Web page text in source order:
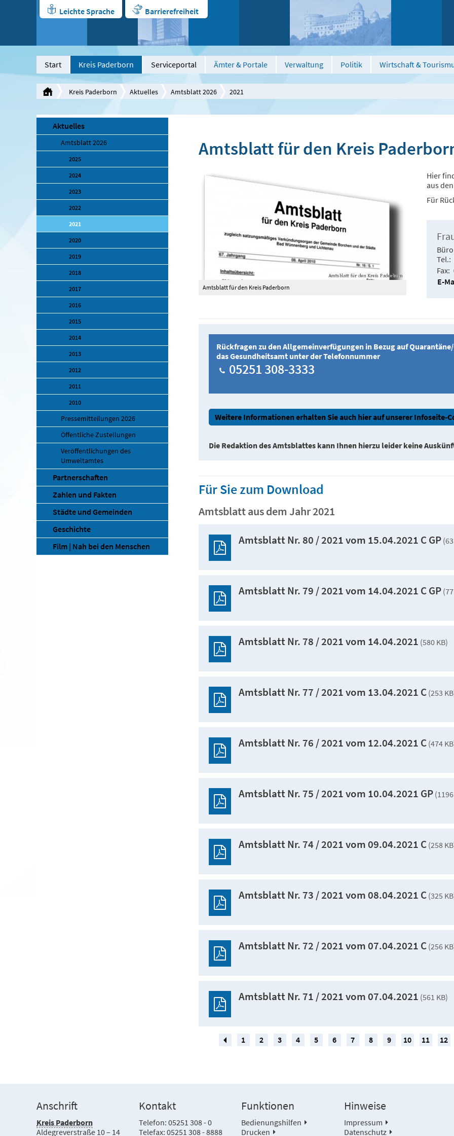
Leichte Sprache Barrierefreiheit
Start Kreis Paderborn Serviceportal Ämter & Portale Verwaltung Politik Wirtschaft &
Kreis Paderborn Aktuelles Amtsblatt 2026 2021
Aktuelles
Amtsblatt 2026
2025
2024
2023
2022
2021
2020
2019
2018
2017
2016
2015
2014
2013
2012
2011
2010
Pressemitteilungen 2026
Öffentliche Zustellungen
Veröffentlichungen des
Umweltamtes
Partnerschaften
Zahlen und Fakten
Städte und Gemeinden
Geschichte
Film | Nah bei den Menschen
Amtsblatt für den Kreis
Amtsblatt für den Kreis Paderborn
Hier
aus
Für
Tel.
Fax
E-
Rückfragen zu den Allgemeinverfügungen in Bezug auf
das Gesundheitsamt unter der Telefonnummer
05251 308-3333
Weitere Informationen erhalten Sie auch hier auf unserer Infoseite-
Die Redaktion des Amtsblattes kann Ihnen hierzu leider keine
Für Sie zum Download
Amtsblatt aus dem Jahr 2021
Amtsblatt Nr. 80 / 2021 vom 15.04.2021 C GP
Amtsblatt Nr. 79 / 2021 vom 14.04.2021 C GP
Amtsblatt Nr. 78 / 2021 vom 14.04.2021 (580 KB)
Amtsblatt Nr. 77 / 2021 vom 13.04.2021 C (253
Amtsblatt Nr. 76 / 2021 vom 12.04.2021 C (474
Amtsblatt Nr. 75 / 2021 vom 10.04.2021 GP
Amtsblatt Nr. 74 / 2021 vom 09.04.2021 C (258
Amtsblatt Nr. 73 / 2021 vom 08.04.2021 C (325
Amtsblatt Nr. 72 / 2021 vom 07.04.2021 C (256
Amtsblatt Nr. 71 / 2021 vom 07.04.2021 (561 KB)
1 2 3 4 5 6 7 8 9 10 11 12
Anschrift
Kreis Paderborn
Aldegreverstraße 10 – 14
Kontakt
Telefon: 05251 308 - 0
Telefax: 05251 308 - 8888
Funktionen
Bedienungshilfen
Drucken
Hinweise
Impressum
Datenschutz